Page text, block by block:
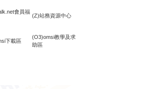
會員福
(Z)站務資源中心
下載區
(O3)omsi教學及求
助區